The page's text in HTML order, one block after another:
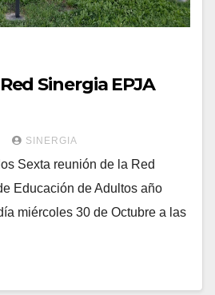
Sinergia EPJA
SINERGIA
Sexta reunión de la Red
Educación de Adultos año
miércoles 30 de Octubre a las